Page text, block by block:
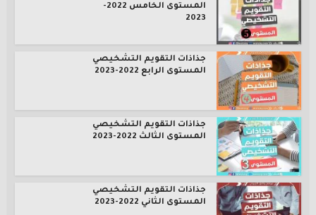
المستوى الخامس 2022-
2023
جذاذات التقويم التشخيصي
المستوى الرابع 2022-2023
جذاذات التقويم التشخيصي
المستوى الثالث 2022-2023
جذاذات التقويم التشخيصي
المستوى الثاني 2022-2023